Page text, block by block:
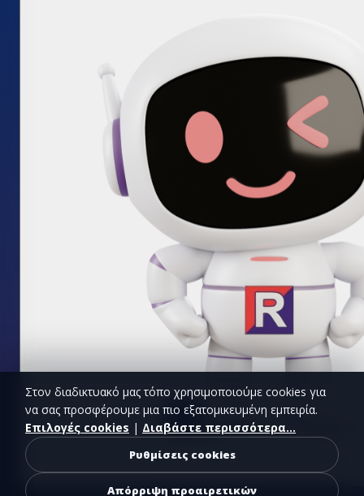
Στον διαδικτυακό μας τόπο χρησιμοποιούμε cookies για
να σας προσφέρουμε μια πιο εξατομικευμένη εμπειρία.
Επιλογές cookies | Διαβάστε περισσότερα...
Ρυθμίσεις cookies
Απόρριψη προαιρετικών